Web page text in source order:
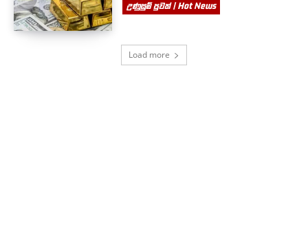
උණුසුම් පුවත් | Hot News
Load more